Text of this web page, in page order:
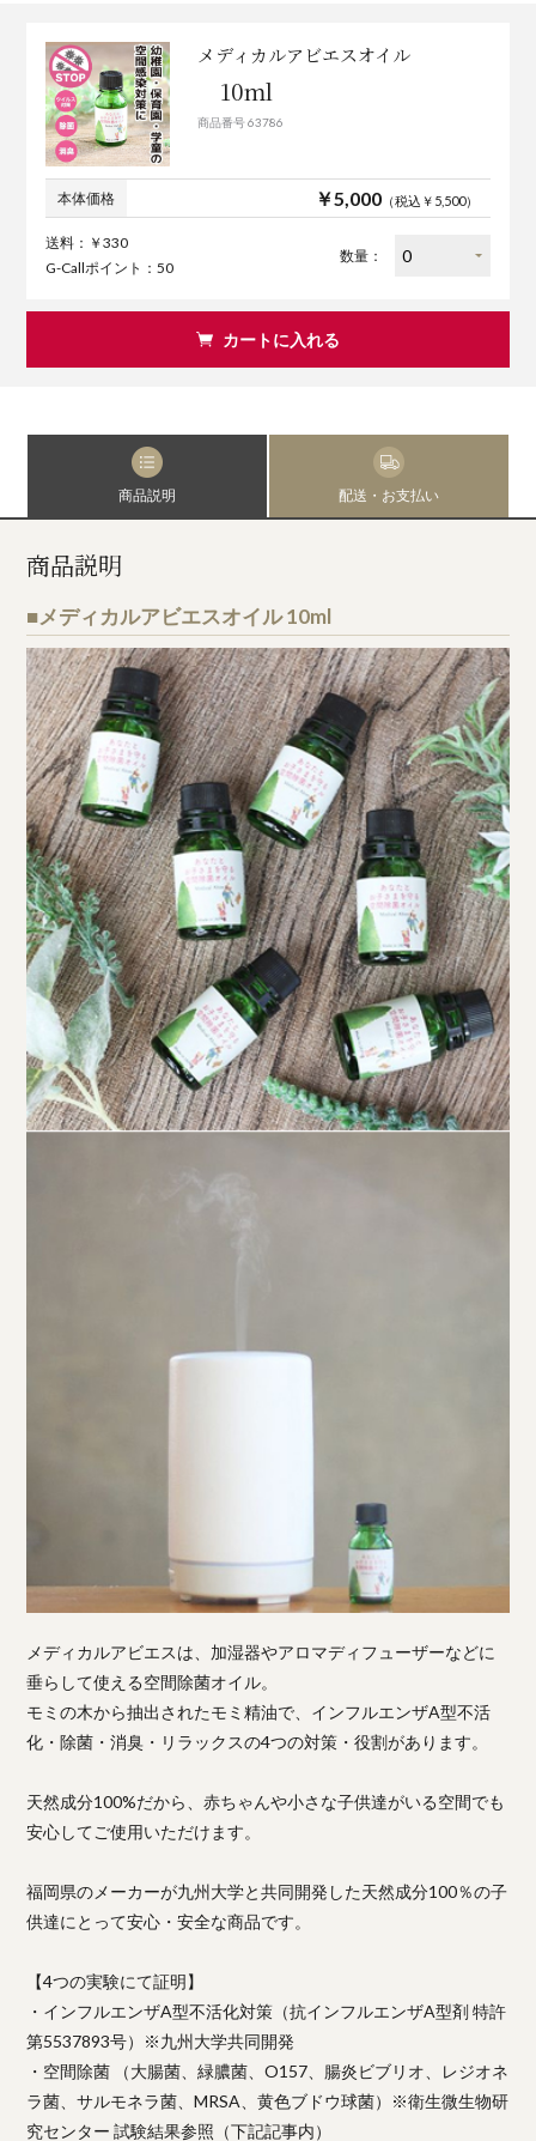
メディカルアビエスオイル
10ml
商品番号 63786
本体価格 ￥5,000（税込￥5,500）
送料：￥330
G-Callポイント：50
数量：
カートに入れる
商品説明 配送・お支払い
商品説明
■メディカルアビエスオイル 10ml
メディカルアビエスは、加湿器やアロマディフューザーなどに
垂らして使える空間除菌オイル。
モミの木から抽出されたモミ精油で、インフルエンザA型不活
化・除菌・消臭・リラックスの4つの対策・役割があります。
天然成分100%だから、赤ちゃんや小さな子供達がいる空間でも
安心してご使用いただけます。
福岡県のメーカーが九州大学と共同開発した天然成分100％の子
供達にとって安心・安全な商品です。
【4つの実験にて証明】
・インフルエンザA型不活化対策（抗インフルエンザA型剤 特許
第5537893号）※九州大学共同開発
・空間除菌 （大腸菌、緑膿菌、O157、腸炎ビブリオ、レジオネ
ラ菌、サルモネラ菌、MRSA、黄色ブドウ球菌）※衛生微生物研
究センター 試験結果参照（下記記事内）